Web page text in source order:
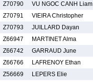
Z70790
VU NGOC CANH Liam
Z70791
VIEIRA Christopher
Z70793
JUILLARD Dayan
Z66947
MARTINET Alma
Z66742
GARRAUD June
Z66766
LAFRENOY Ethan
Z56669
LEPERS Elie